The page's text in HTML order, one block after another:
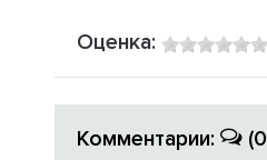
Оценка:
Комментарии: